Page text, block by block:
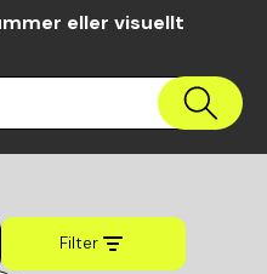
eller visuellt
Filter